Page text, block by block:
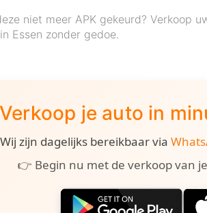
niet meer APK gekeurd? Verkoop
Essen zonder gedoe.
Verkoop je auto in
Wij zijn dagelijks bereikbaar via
👉 Begin nu met de verkoop van